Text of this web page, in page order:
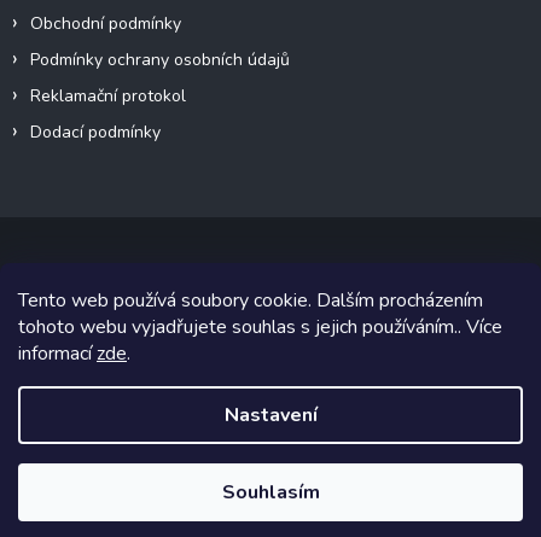
Tento web používá soubory cookie. Dalším procházením
tohoto webu vyjadřujete souhlas s jejich používáním.. Více
informacízde.
Nastavení
Souhlasím
Obchodní podmínky
Podmínky ochrany osobních údajů
Reklamační protokol
Dodací podmínky
Copyright 2026VeteránMoto s.r.o.. Všechna práva vyhrazena.
Grafický návrh vytvořil a na Shoptet implementoval
Shoptetak.cz.
Vytvořil Shoptet